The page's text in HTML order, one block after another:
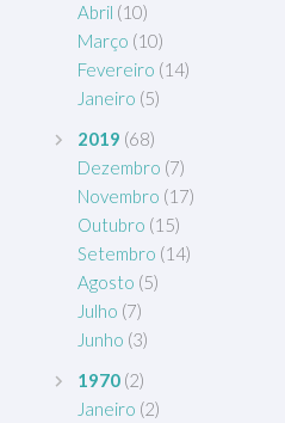
Abril (10)
Março (10)
Fevereiro (14)
Janeiro (5)
2019 (68)
Dezembro (7)
Novembro (17)
Outubro (15)
Setembro (14)
Agosto (5)
Julho (7)
Junho (3)
1970 (2)
Janeiro (2)